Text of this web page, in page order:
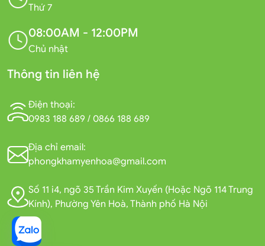
Thứ 7
08:00AM - 12:00PM
Chủ nhật
Thông tin liên hệ
Điện thoại:
0983 188 689 / 0866 188 689
Địa chỉ email:
phongkhamyenhoa@gmail.com
Số 11 i4, ngõ 35 Trần Kim Xuyến (Hoặc Ngõ 114 Trung
Kính), Phường Yên Hoà, Thành phố Hà Nội